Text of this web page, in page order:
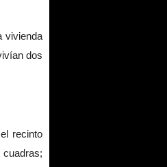
vivienda
dos
recinto
cuadras;